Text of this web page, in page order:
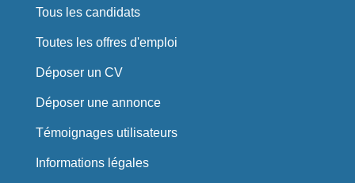
Tous les candidats
Toutes les offres d'emploi
Déposer un CV
Déposer une annonce
Témoignages utilisateurs
Informations légales